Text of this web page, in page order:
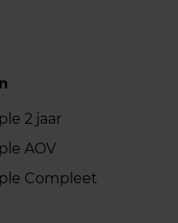
2 jaar
AOV
Compleet